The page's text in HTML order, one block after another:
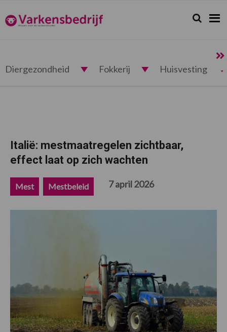
de
hoofdnavigatie
de
hoofd
de
eerste
de
voettekst
Varkensbedrijf.nl Zoeken...
Zoek
Diergezondheid Fokkerij Huisvesting
Italië: mestmaatregelen zichtbaar,
effect laat op zich wachten
Mest Mestbeleid 7 april 2026